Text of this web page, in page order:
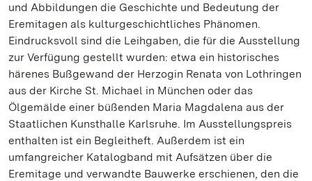
und Abbildungen die Geschichte und Bedeutung der
Eremitagen als kulturgeschichtliches Phänomen.
Eindrucksvoll sind die Leihgaben, die für die Ausstellung
zur Verfügung gestellt wurden: etwa ein historisches
härenes Bußgewand der Herzogin Renata von Lothringen
aus der Kirche St. Michael in München oder das
Ölgemälde einer büßenden Maria Magdalena aus der
Staatlichen Kunsthalle Karlsruhe. Im Ausstellungspreis
enthalten ist ein Begleitheft. Außerdem ist ein
umfangreicher Katalogband mit Aufsätzen über die
Eremitage und verwandte Bauwerke erschienen, den die